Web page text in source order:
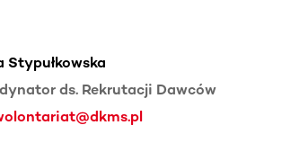
Stypułkowska
ds. Rekrutacji Dawców